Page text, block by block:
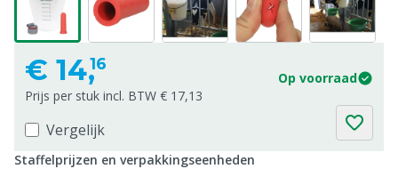
€ 14,16
Op voorraad
Prijs per stuk incl. BTW € 17,13
Vergelijk
Staffelprijzen en verpakkingseenheden